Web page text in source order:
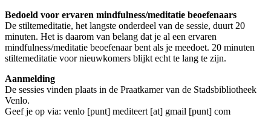
Bedoeld voor ervaren mindfulness/meditatie beoefenaars
De stiltemeditatie, het langste onderdeel van de sessie, duurt 20
minuten. Het is daarom van belang dat je al een ervaren
mindfulness/meditatie beoefenaar bent als je meedoet. 20 minuten
stiltemeditatie voor nieuwkomers blijkt echt te lang te zijn.
Aanmelding
De sessies vinden plaats in de Praatkamer van de Stadsbibliotheek
Venlo.
Geef je op via: venlo [punt] mediteert [at] gmail [punt] com